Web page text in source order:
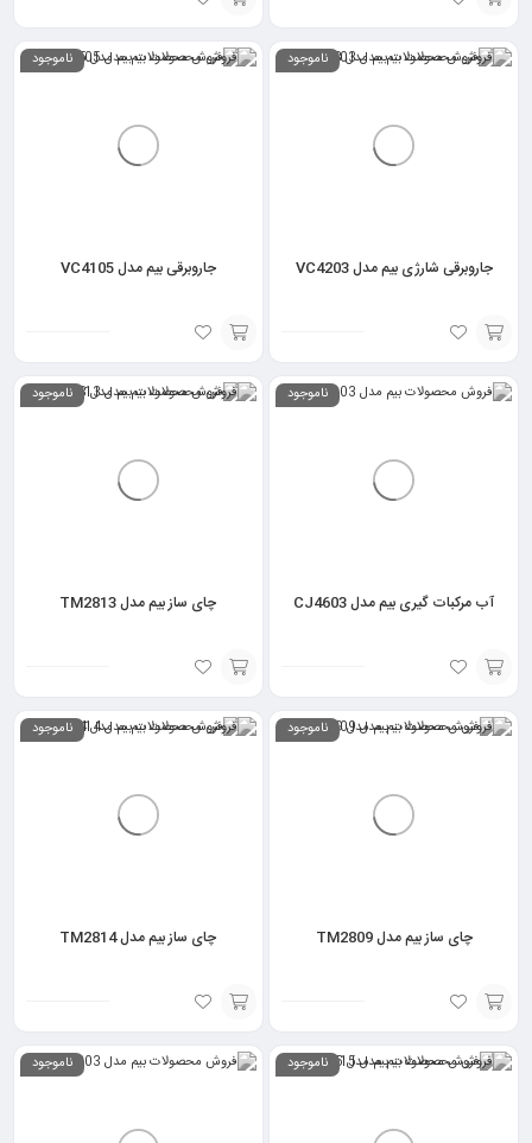
گزینه
گزینه
ناموجود
جاروبرقی شارژی بیم مدل VC4203
گزینه
ناموجود
جاروبرقی بیم مدل VC4105
گزینه
ناموجود
آب مرکبات گیری بیم مدل CJ4603
گزینه
ناموجود
چای ساز بیم مدل TM2813
گزینه
ناموجود
چای ساز بیم مدل TM2809
گزینه
ناموجود
چای ساز بیم مدل TM2814
گزینه
ناموجود ناموجود